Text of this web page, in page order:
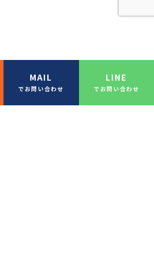
MAIL
でお問い合わせ
LINE
でお問い合わせ